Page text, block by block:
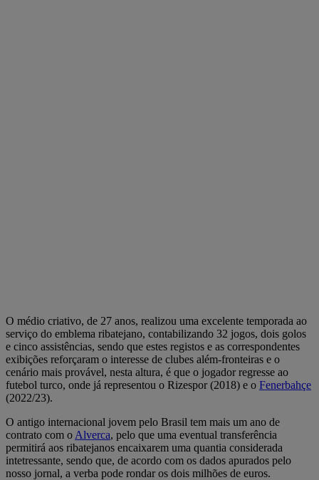
O médio criativo, de 27 anos, realizou uma excelente temporada ao
serviço do emblema ribatejano, contabilizando 32 jogos, dois golos
e cinco assistências, sendo que estes registos e as correspondentes
exibições reforçaram o interesse de clubes além-fronteiras e o
cenário mais provável, nesta altura, é que o jogador regresse ao
futebol turco, onde já representou o Rizespor (2018) e o Fenerbahçe
(2022/23).
O antigo internacional jovem pelo Brasil tem mais um ano de
contrato com o Alverca, pelo que uma eventual transferência
permitirá aos ribatejanos encaixarem uma quantia considerada
intetressante, sendo que, de acordo com os dados apurados pelo
nosso jornal, a verba pode rondar os dois milhões de euros.